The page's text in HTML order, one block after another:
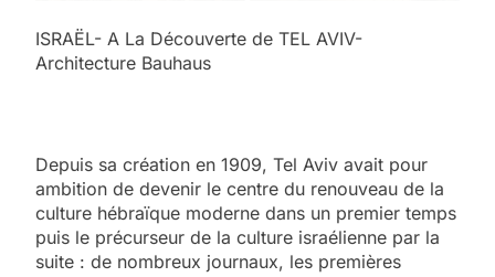
ISRAËL- A La Découverte de TEL AVIV-
Architecture Bauhaus
Depuis sa création en 1909, Tel Aviv avait pour
ambition de devenir le centre du renouveau de la
culture hébraïque moderne dans un premier temps
puis le précurseur de la culture israélienne par la
suite : de nombreux journaux, les premières